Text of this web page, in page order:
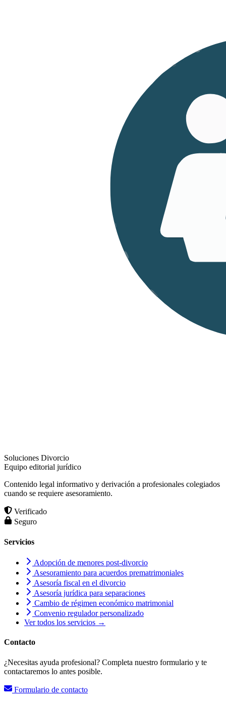
Soluciones Divorcio
Equipo editorial jurídico
Contenido legal informativo y derivación a profesionales colegiados
cuando se requiere asesoramiento.
Verificado
Seguro
Servicios
Adopción de menores post-divorcio
Asesoramiento para acuerdos prematrimoniales
Asesoría fiscal en el divorcio
Asesoría jurídica para separaciones
Cambio de régimen económico matrimonial
Convenio regulador personalizado
Ver todos los servicios →
Contacto
¿Necesitas ayuda profesional? Completa nuestro formulario y te
contactaremos lo antes posible.
Formulario de contacto